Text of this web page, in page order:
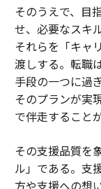
そのうえで、目
せ、必要なスキ
それらを「キャ
渡しする。転職
手段の一つに過
そのプランが実
で伴走すること
その支援品質を
ル」である。支
方や支援への想